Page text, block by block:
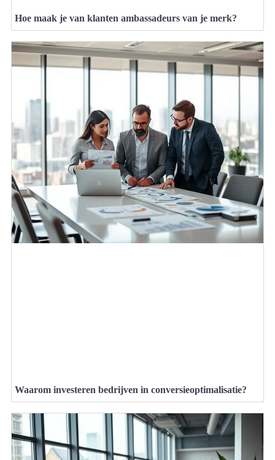
Hoe maak je van klanten ambassadeurs van je merk?
Waarom investeren bedrijven in conversieoptimalisatie?